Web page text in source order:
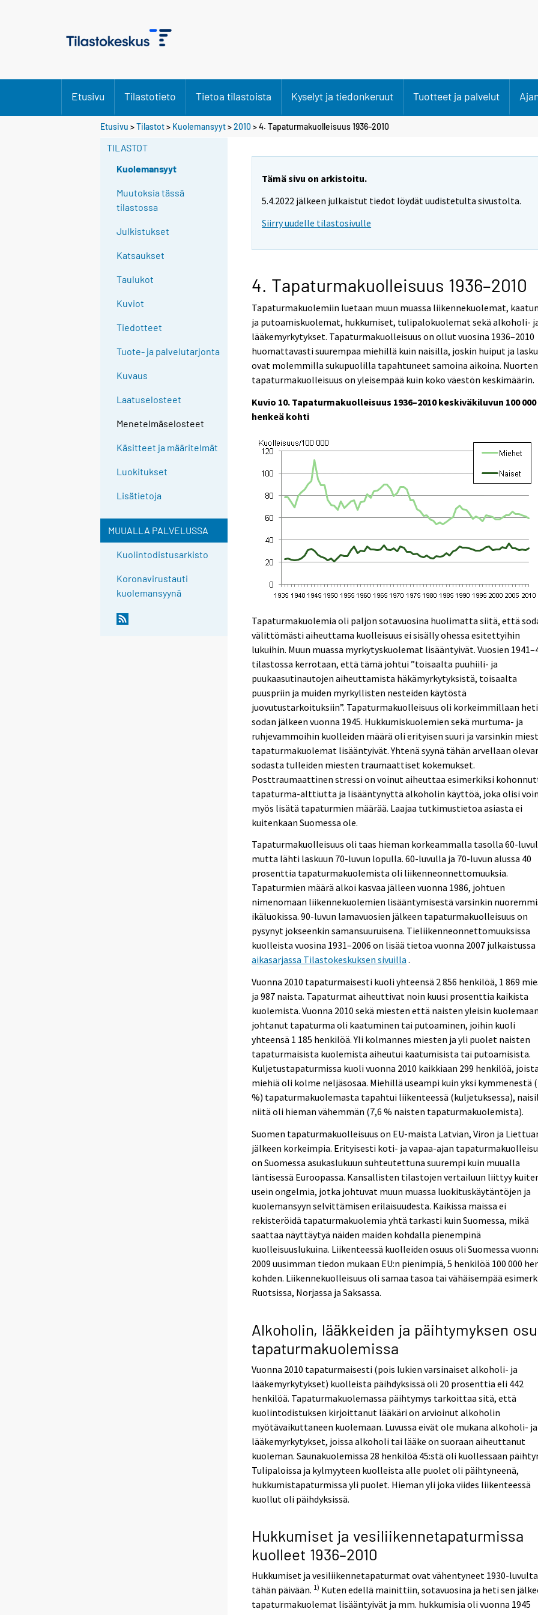
Etusivu Tilastotieto Tietoa tilastoista Kyselyt ja tiedonkeruut Tuotteet ja palvelut
Etusivu >Tilastot> Kuolemansyyt>2010 > 4. Tapaturmakuolleisuus 1936–2010
TILASTOT
Kuolemansyyt
Muutoksia tässä
tilastossa
Julkistukset
Katsaukset
Taulukot
Kuviot
Tiedotteet
Tuote- ja palvelutarjonta
Kuvaus
Laatuselosteet
Menetelmäselosteet
Käsitteet ja määritelmät
Luokitukset
Lisätietoja
MUUALLA PALVELUSSA
Kuolintodistusarkisto
Koronavirustauti
kuolemansyynä
Tämä sivu on arkistoitu.
5.4.2022 jälkeen julkaistut tiedot löydät uudistetulta sivustolta.
Siirry uudelle tilastosivulle
4. Tapaturmakuolleisuus 1936–2010
Tapaturmakuolemiin luetaan muun muassa liikennekuolemat,
ja putoamiskuolemat, hukkumiset, tulipalokuolemat sekä alkoholi-
lääkemyrkytykset. Tapaturmakuolleisuus on ollut vuosina 1936–2010
huomattavasti suurempaa miehillä kuin naisilla, joskin huiput ja
ovat molemmilla sukupuolilla tapahtuneet samoina aikoina. Nuorten
tapaturmakuolleisuus on yleisempää kuin koko väestön keskimäärin.
Kuvio 10. Tapaturmakuolleisuus 1936–2010 keskiväkiluvun 100 000
henkeä kohti
Tapaturmakuolemia oli paljon sotavuosina huolimatta siitä, että
välittömästi aiheuttama kuolleisuus ei sisälly ohessa esitettyihin
lukuihin. Muun muassa myrkytyskuolemat lisääntyivät. Vuosien
tilastossa kerrotaan, että tämä johtui ”toisaalta puuhiili- ja
puukaasutinautojen aiheuttamista häkämyrkytyksistä, toisaalta
puuspriin ja muiden myrkyllisten nesteiden käytöstä
juovutustarkoituksiin”. Tapaturmakuolleisuus oli korkeimmillaan heti
sodan jälkeen vuonna 1945. Hukkumiskuolemien sekä murtuma- ja
ruhjevammoihin kuolleiden määrä oli erityisen suuri ja varsinkin
tapaturmakuolemat lisääntyivät. Yhtenä syynä tähän arvellaan
sodasta tulleiden miesten traumaattiset kokemukset.
Posttraumaattinen stressi on voinut aiheuttaa esimerkiksi
tapaturma-alttiutta ja lisääntynyttä alkoholin käyttöä, joka olisi
myös lisätä tapaturmien määrää. Laajaa tutkimustietoa asiasta ei
kuitenkaan Suomessa ole.
Tapaturmakuolleisuus oli taas hieman korkeammalla tasolla 60-
mutta lähti laskuun 70-luvun lopulla. 60-luvulla ja 70-luvun alussa 40
prosenttia tapaturmakuolemista oli liikenneonnettomuuksia.
Tapaturmien määrä alkoi kasvaa jälleen vuonna 1986, johtuen
nimenomaan liikennekuolemien lisääntymisestä varsinkin
ikäluokissa. 90-luvun lamavuosien jälkeen tapaturmakuolleisuus on
pysynyt jokseenkin samansuuruisena. Tieliikenneonnettomuuksissa
kuolleista vuosina 1931–2006 on lisää tietoa vuonna 2007 julkaistussa
aikasarjassa Tilastokeskuksen sivuilla .
Vuonna 2010 tapaturmaisesti kuoli yhteensä 2 856 henkilöä, 1 869
ja 987 naista. Tapaturmat aiheuttivat noin kuusi prosenttia kaikista
kuolemista. Vuonna 2010 sekä miesten että naisten yleisin kuolemaan
johtanut tapaturma oli kaatuminen tai putoaminen, joihin kuoli
yhteensä 1 185 henkilöä. Yli kolmannes miesten ja yli puolet naisten
tapaturmaisista kuolemista aiheutui kaatumisista tai putoamisista.
Kuljetustapaturmissa kuoli vuonna 2010 kaikkiaan 299 henkilöä, joista
miehiä oli kolme neljäsosaa. Miehillä useampi kuin yksi kymmenestä
%) tapaturmakuolemasta tapahtui liikenteessä (kuljetuksessa),
niitä oli hieman vähemmän (7,6 % naisten tapaturmakuolemista).
Suomen tapaturmakuolleisuus on EU-maista Latvian, Viron ja
jälkeen korkeimpia. Erityisesti koti- ja vapaa-ajan
on Suomessa asukaslukuun suhteutettuna suurempi kuin muualla
läntisessä Euroopassa. Kansallisten tilastojen vertailuun liittyy
usein ongelmia, jotka johtuvat muun muassa luokituskäytäntöjen ja
kuolemansyyn selvittämisen erilaisuudesta. Kaikissa maissa ei
rekisteröidä tapaturmakuolemia yhtä tarkasti kuin Suomessa, mikä
saattaa näyttäytyä näiden maiden kohdalla pienempinä
kuolleisuuslukuina. Liikenteessä kuolleiden osuus oli Suomessa
2009 uusimman tiedon mukaan EU:n pienimpiä, 5 henkilöä 100 000
kohden. Liikennekuolleisuus oli samaa tasoa tai vähäisempää
Ruotsissa, Norjassa ja Saksassa.
Alkoholin, lääkkeiden ja päihtymyksen
tapaturmakuolemissa
Vuonna 2010 tapaturmaisesti (pois lukien varsinaiset alkoholi- ja
lääkemyrkytykset) kuolleista päihdyksissä oli 20 prosenttia eli 442
henkilöä. Tapaturmakuolemassa päihtymys tarkoittaa sitä, että
kuolintodistuksen kirjoittanut lääkäri on arvioinut alkoholin
myötävaikuttaneen kuolemaan. Luvussa eivät ole mukana alkoholi- ja
lääkemyrkytykset, joissa alkoholi tai lääke on suoraan aiheuttanut
kuoleman. Saunakuolemissa 28 henkilöä 45:stä oli kuollessaan
Tulipaloissa ja kylmyyteen kuolleista alle puolet oli päihtyneenä,
hukkumistapaturmissa yli puolet. Hieman yli joka viides liikenteessä
kuollut oli päihdyksissä.
Hukkumiset ja vesiliikennetapaturmissa
kuolleet 1936–2010
Hukkumiset ja vesiliikennetapaturmat ovat vähentyneet 1930-luvulta
tähän päivään. 1) Kuten edellä mainittiin, sotavuosina ja heti sen
tapaturmakuolemat lisääntyivät ja mm. hukkumisia oli vuonna 1945